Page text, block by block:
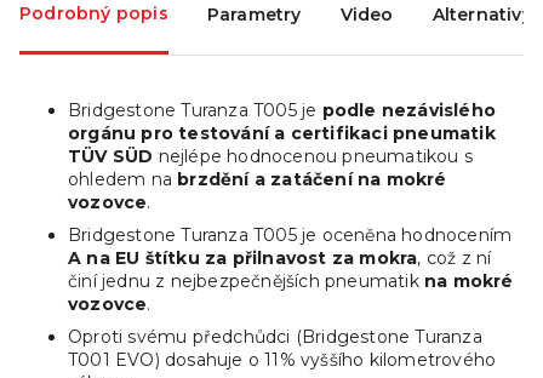
Podrobný popis Parametry Video Alternativy
Bridgestone Turanza T005 je podle nezávislého
orgánu pro testování a certifikaci pneumatik
TÜV SÜD nejlépe hodnocenou pneumatikou s
ohledem na brzdění a zatáčení na mokré
vozovce.
Bridgestone Turanza T005 je oceněna hodnocením
A na EU štítku za přilnavost za mokra, což z ní
činí jednu z nejbezpečnějších pneumatik na mokré
vozovce.
Oproti svému předchůdci (Bridgestone Turanza
T001 EVO) dosahuje o 11% vyššího kilometrového